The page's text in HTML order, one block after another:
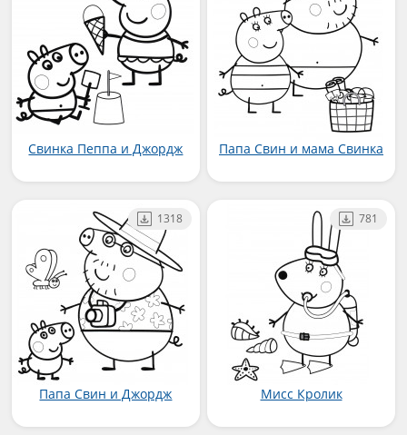
Свинка Пеппа и Джордж Папа Свин и мама Свинка
Папа Свин и Джордж
1318
Мисс Кролик
781